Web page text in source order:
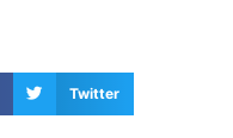
Twitter